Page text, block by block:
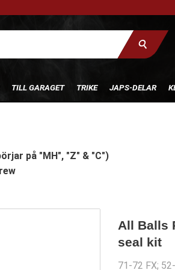
TILL GARAGET TRIKE JAPS-DELAR
på "MH", "Z" & "C")
All Balls
seal kit
71-72 FX;